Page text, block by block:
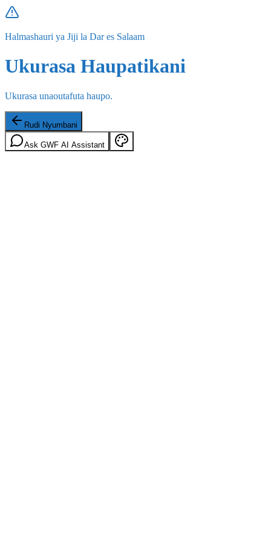
Halmashauri ya Jiji la Dar es Salaam
Ukurasa Haupatikani
Ukurasa unaoutafuta haupo.
Rudi Nyumbani
Ask GWF AI Assistant